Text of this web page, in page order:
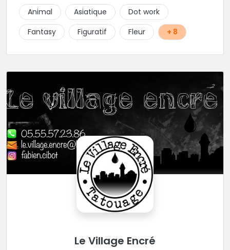
petits ou grands. Son truc, c'est que tant que ça ne
"match" pas, tu ne seras pas satisfait, du coup elle
écoute beaucoup pour aboutir au projet parfait.
Projets qui sont toujours uniques d'ailleurs.
pas.
Animal Asiatique
Dot work
Fantasy
Figuratif Fleur + 8
Le Village Encré